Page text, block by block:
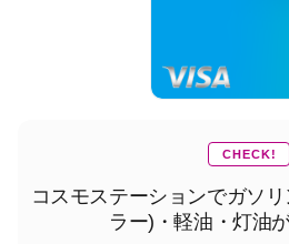
CHECK!
コスモステーションでガソ
ラー)・軽油・灯油